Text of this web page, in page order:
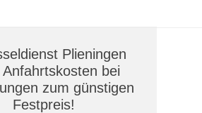
Plieningen
Anfahrtskosten bei
zum günstigen
Festpreis!